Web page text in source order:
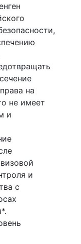
на
не имеет
и
и
с